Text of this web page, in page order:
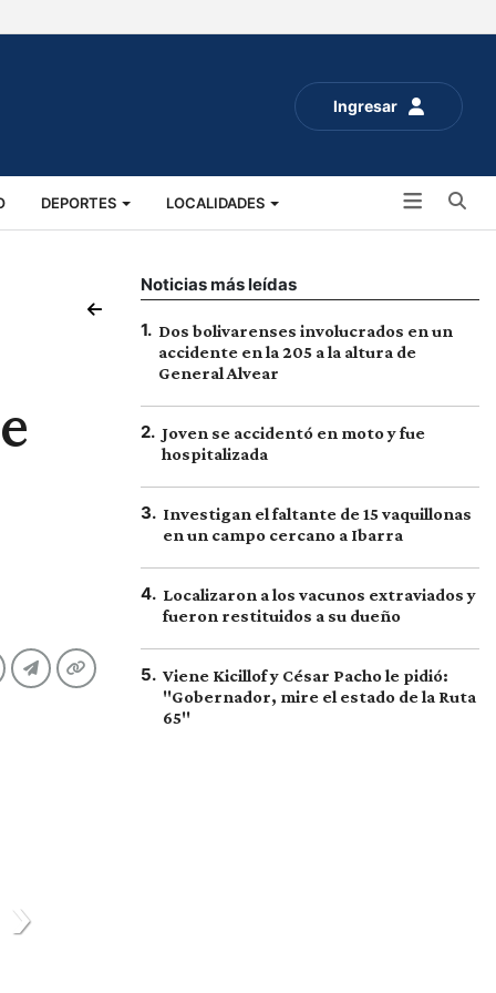
Ingresar
DEPORTES LOCALIDADES
Noticias más leídas
1. Dos bolivarenses involucrados en un
accidente en la 205 a la altura de
General Alvear
2. Joven se accidentó en moto y fue
hospitalizada
3. Investigan el faltante de 15 vaquillonas
en un campo cercano a Ibarra
4. Localizaron a los vacunos extraviados y
fueron restituidos a su dueño
5. Viene Kicillof y César Pacho le pidió:
"Gobernador, mire el estado de la Ruta
65"